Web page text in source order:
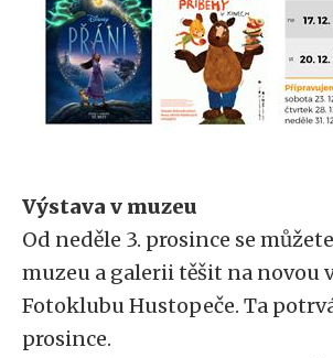
Výstava v muzeu
Od neděle 3. prosince se
muzeu a galerii těšit na novou
Fotoklubu Hustopeče. Ta
prosince.